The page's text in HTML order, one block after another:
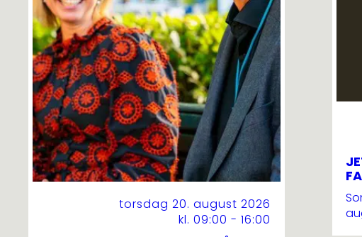
torsdag 20. august 2026
kl. 09:00 - 16:00